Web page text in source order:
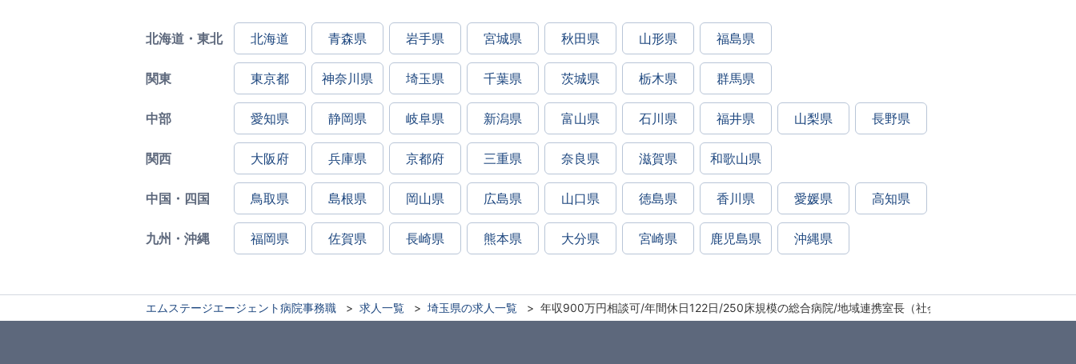
北海道・東北 北海道 青森県 岩手県 宮城県 秋田県 山形県 福島県
関東 東京都 神奈川県 埼玉県 千葉県 茨城県 栃木県 群馬県
中部 愛知県 静岡県 岐阜県 新潟県 富山県 石川県 福井県 山梨県 長野県
関西 大阪府 兵庫県 京都府 三重県 奈良県 滋賀県 和歌山県
中国・四国 鳥取県 島根県 岡山県 広島県 山口県 徳島県 香川県 愛媛県 高知県
九州・沖縄 福岡県 佐賀県 長崎県 熊本県 大分県 宮崎県 鹿児島県 沖縄県
エムステージエージェント病院事務職 求人一覧 埼玉県の求人一覧 年収900万円相談可/年間休日122日/250床規模の総合病院/地域連携室長（社会福祉士）